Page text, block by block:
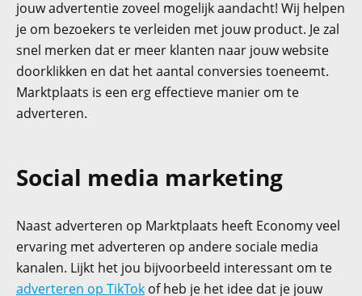
jouw advertentie zoveel mogelijk aandacht! Wij helpen
je om bezoekers te verleiden met jouw product. Je zal
snel merken dat er meer klanten naar jouw website
doorklikken en dat het aantal conversies toeneemt.
Marktplaats is een erg effectieve manier om te
adverteren.
Social media marketing
Naast adverteren op Marktplaats heeft Economy veel
ervaring met adverteren op andere sociale media
kanalen. Lijkt het jou bijvoorbeeld interessant om te
adverteren op TikTok of heb je het idee dat je jouw